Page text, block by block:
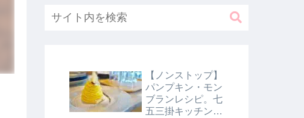
【ノンストップ】
パンプキン・モン
ブランレシピ。七
五三掛キッチン｜